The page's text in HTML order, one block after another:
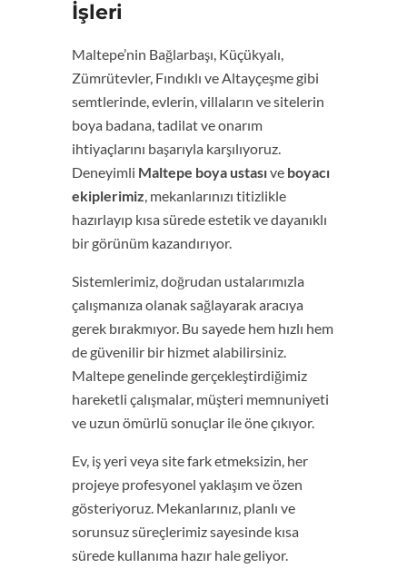
İşleri
Maltepe’nin Bağlarbaşı, Küçükyalı,
Zümrütevler, Fındıklı ve Altayçeşme gibi
semtlerinde, evlerin, villaların ve sitelerin
boya badana, tadilat ve onarım
ihtiyaçlarını başarıyla karşılıyoruz.
Deneyimli Maltepe boya ustasıve boyacı
ekiplerimiz , mekanlarınızı titizlikle
hazırlayıp kısa sürede estetik ve dayanıklı
bir görünüm kazandırıyor.
Sistemlerimiz, doğrudan ustalarımızla
çalışmanıza olanak sağlayarak aracıya
gerek bırakmıyor. Bu sayede hem hızlı hem
de güvenilir bir hizmet alabilirsiniz.
Maltepe genelinde gerçekleştirdiğimiz
hareketli çalışmalar, müşteri memnuniyeti
ve uzun ömürlü sonuçlar ile öne çıkıyor.
Ev, iş yeri veya site fark etmeksizin, her
projeye profesyonel yaklaşım ve özen
gösteriyoruz. Mekanlarınız, planlı ve
sorunsuz süreçlerimiz sayesinde kısa
sürede kullanıma hazır hale geliyor.